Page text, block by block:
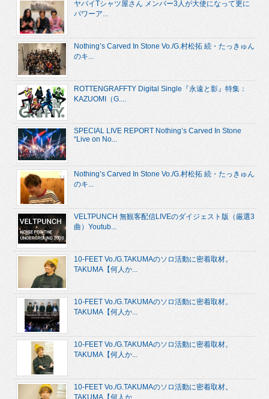
ヤバイTシャツ屋さん メンバー3人が大使になって更に
パワーア...
Nothing’s Carved In Stone Vo./G.村松拓 続・たっきゅん
のキ...
ROTTENGRAFFTY Digital Single『永遠と影』特集：
KAZUOMI（G....
SPECIAL LIVE REPORT Nothing’s Carved In Stone
“Live on No...
Nothing’s Carved In Stone Vo./G.村松拓 続・たっきゅん
のキ...
VELTPUNCH 無観客配信LIVEのダイジェスト版（厳選3
曲）Youtub...
10-FEET Vo./G.TAKUMAのソロ活動に密着取材。
TAKUMA【何人か...
10-FEET Vo./G.TAKUMAのソロ活動に密着取材。
TAKUMA【何人か...
10-FEET Vo./G.TAKUMAのソロ活動に密着取材。
TAKUMA【何人か...
10-FEET Vo./G.TAKUMAのソロ活動に密着取材。
TAKUMA【何人か...